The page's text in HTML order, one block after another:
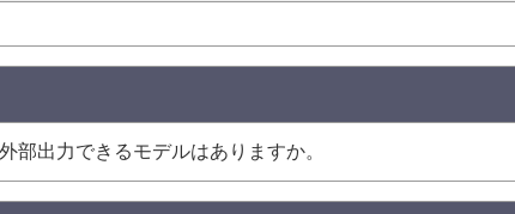
部出力できるモデルはありますか。